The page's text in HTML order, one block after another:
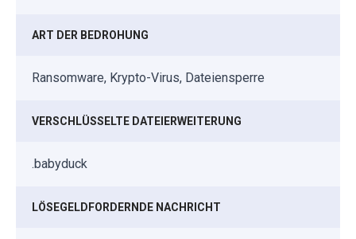
ART DER BEDROHUNG
Ransomware, Krypto-Virus, Dateiensperre
VERSCHLÜSSELTE DATEIERWEITERUNG
.babyduck
LÖSEGELDFORDERNDE NACHRICHT